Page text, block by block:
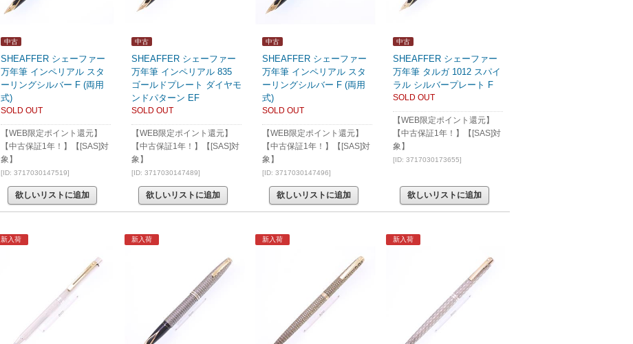
中古
SHEAFFER シェーファー
万年筆 インペリアル スタ
ーリングシルバー F (両用
式)
SOLD OUT
【WEB限定ポイント還元】
【中古保証1年！】【[SAS]対
象】
[ID: 3717030147519]
欲しいリストに追加
中古
SHEAFFER シェーファー
万年筆 インペリアル 835
ゴールドプレート ダイヤモ
ンドパターン EF
SOLD OUT
【WEB限定ポイント還元】
【中古保証1年！】【[SAS]対
象】
[ID: 3717030147489]
欲しいリストに追加
中古
SHEAFFER シェーファー
万年筆 インペリアル スタ
ーリングシルバー F (両用
式)
SOLD OUT
【WEB限定ポイント還元】
【中古保証1年！】【[SAS]対
象】
[ID: 3717030147496]
欲しいリストに追加
中古
SHEAFFER シェーファー
万年筆 タルガ 1012 スパイ
ラル シルバープレート F
SOLD OUT
【WEB限定ポイント還元】
【中古保証1年！】【[SAS]対
象】
[ID: 3717030173655]
欲しいリストに追加
新入荷 新入荷 新入荷 新入荷